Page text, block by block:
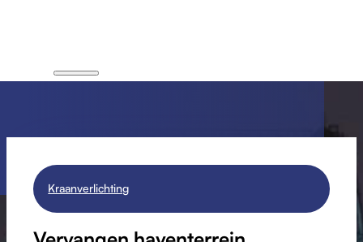
Kraanverlichting